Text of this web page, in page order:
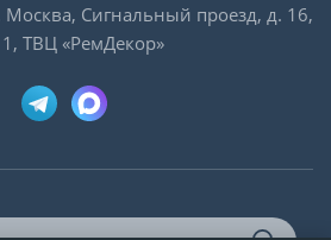
Москва, Сигнальный проезд, д. 16,
1, ТВЦ «РемДекор»